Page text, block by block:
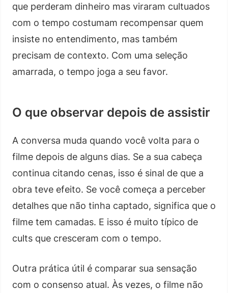
que perderam dinheiro mas viraram cultuados
com o tempo costumam recompensar quem
insiste no entendimento, mas também
precisam de contexto. Com uma seleção
amarrada, o tempo joga a seu favor.
O que observar depois de assistir
A conversa muda quando você volta para o
filme depois de alguns dias. Se a sua cabeça
continua citando cenas, isso é sinal de que a
obra teve efeito. Se você começa a perceber
detalhes que não tinha captado, significa que o
filme tem camadas. E isso é muito típico de
cults que cresceram com o tempo.
Outra prática útil é comparar sua sensação
com o consenso atual. Às vezes, o filme não